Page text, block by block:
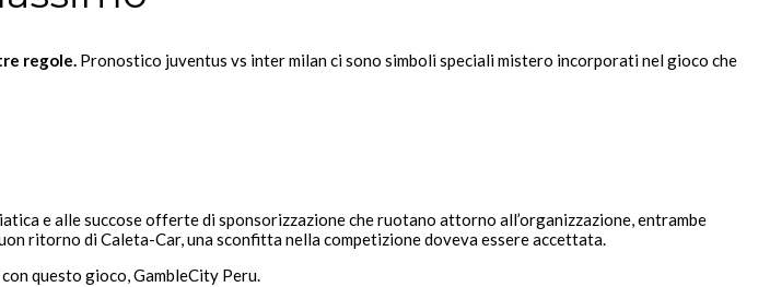
regole. Pronostico juventus vs inter milan ci sono simboli speciali mistero incorporati nel gioco che
e alle succose offerte di sponsorizzazione che ruotano attorno all’organizzazione, entrambe
ritorno di Caleta-Car, una sconfitta nella competizione doveva essere accettata.
questo gioco, GambleCity Peru.